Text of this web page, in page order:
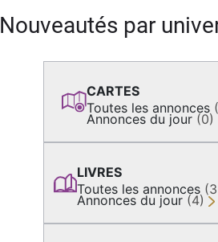
Nouveautés par
CARTES
Toutes les annonces
Annonces du jour (0)
LIVRES
Toutes les annonces
Annonces du jour (4)